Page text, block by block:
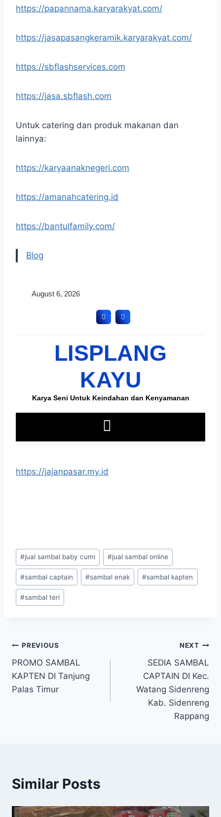
https://papannama.karyarakyat.com/
https://jasapasangkeramik.karyarakyat.com/
https://sbflashservices.com
https://jasa.sbflash.com
Untuk catering dan produk makanan dan
lainnya:
https://karyaanaknegeri.com
https://amanahcatering.id
https://bantulfamily.com/
Blog
https://jajanpasar.my.id
#jual sambal baby cumi #jual sambal online
#sambal captain #sambal enak #sambal kapten
#sambal teri
PREVIOUS
PROMO SAMBAL
KAPTEN DI Tanjung
Palas Timur
NEXT
SEDIA SAMBAL
CAPTAIN DI Kec.
Watang Sidenreng
Kab. Sidenreng
Rappang
Similar Posts